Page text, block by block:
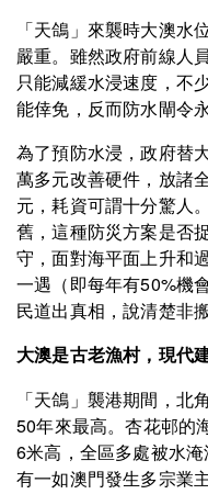
「天鴿」來襲時大澳水
嚴重。雖然政府前線人
只能減緩水浸速度，不
能倖免，反而防水閘令
為了預防水浸，政府替
萬多元改善硬件，放諸
元，耗資可謂十分驚人
舊，這種防災方案是否
守，面對海平面上升和
一遇（即每年有50%機
民道出真相，說清楚非
大澳是古老漁村，現代
「天鴿」襲港期間，北
50年來最高。杏花邨的
6米高，全區多處被水
有一如澳門發生多宗業